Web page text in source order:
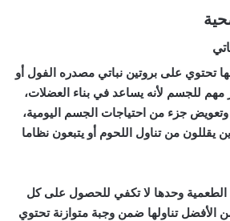
تحتوي على بروتين نباتي مصدره الفول أو
للجسم لأنه يساعد في بناء العضلات،
جزء من احتياجات الجسم اليومية،
من تناول اللحوم أو يتبعون نظاما
الطعمية وحدها لا تكفي للحصول على كل
الأفضل تناولها ضمن وجبة متوازنة تحتوي